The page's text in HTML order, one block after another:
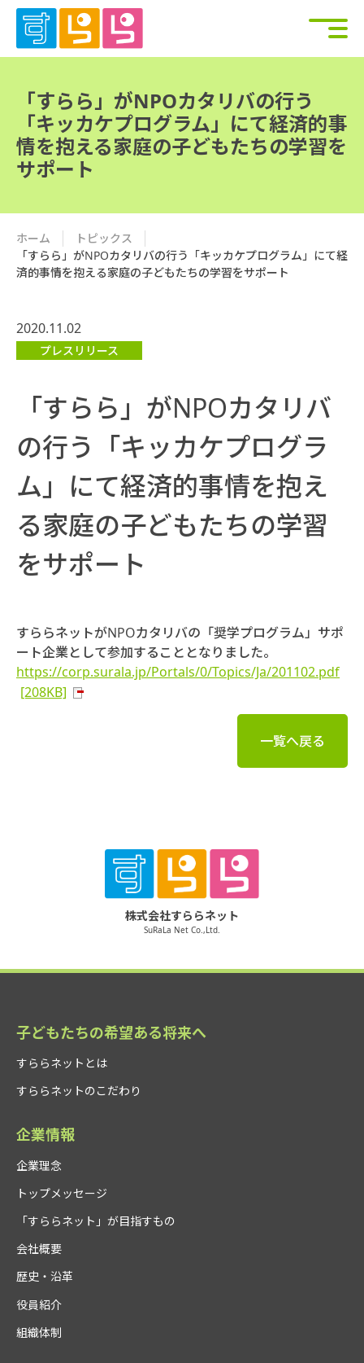
「すらら」がNPOカタリバの行う
「キッカケプログラム」にて経済的事
情を抱える家庭の子どもたちの学習を
サポート
ホーム
トピックス
「すらら」がNPOカタリバの行う「キッカケプログラム」にて経
済的事情を抱える家庭の子どもたちの学習をサポート
2020.11.02
プレスリリース
「すらら」がNPOカタリバ
の行う「キッカケプログラ
ム」にて経済的事情を抱え
る家庭の子どもたちの学習
をサポート
すららネットがNPOカタリバの「奨学プログラム」サポ
ート企業として参加することとなりました。
https://corp.surala.jp/Portals/0/Topics/Ja/201102.pdf
[208KB]
一覧へ戻る
株式会社すららネット
SuRaLa Net Co.,Ltd.
子どもたちの希望ある将来へ
すららネットとは
すららネットのこだわり
企業情報
企業理念
トップメッセージ
「すららネット」が目指すもの
会社概要
歴史・沿革
役員紹介
組織体制